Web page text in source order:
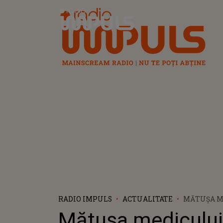
Radio Impuls
RADIO IMPULS ACTUALITATE
MĂTUȘA